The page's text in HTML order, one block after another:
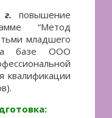
повышение
“Метод
младшего
базе ООО
квалификации